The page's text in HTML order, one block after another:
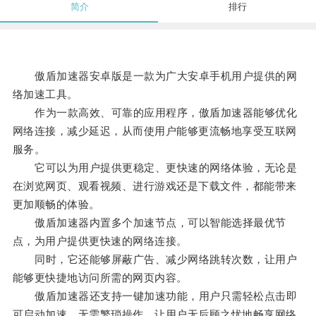
简介 排行
傲盾加速器安卓版是一款为广大安卓手机用户提供的网
络加速工具。
作为一款高效、可靠的应用程序，傲盾加速器能够优化
网络连接，减少延迟，从而使用户能够更流畅地享受互联网
服务。
它可以为用户提供更稳定、更快速的网络体验，无论是
在浏览网页、观看视频、进行游戏还是下载文件，都能带来
更加顺畅的体验。
傲盾加速器内置多个加速节点，可以智能选择最优节
点，为用户提供更快速的网络连接。
同时，它还能够屏蔽广告、减少网络跳转次数，让用户
能够更快捷地访问所需的网页内容。
傲盾加速器还支持一键加速功能，用户只需轻松点击即